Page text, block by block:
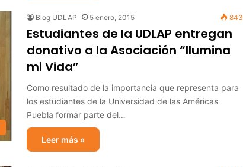
Blog UDLAP 5 enero, 2015 843
Estudiantes de la UDLAP entregan
donativo a la Asociación “Ilumina
mi Vida”
Como resultado de la importancia que representa para
los estudiantes de la Universidad de las Américas
Puebla formar parte del…
Leer más »